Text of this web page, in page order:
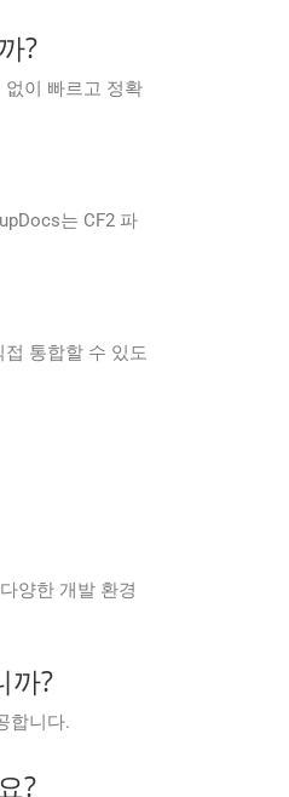
?
없이 빠르고 정확
는 CF2 파
통합할 수 있도
양한 개발 환경
까?
합니다.
?